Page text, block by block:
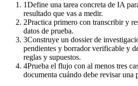
1Define una tarea concreta de IA
resultado que vas a medir.
2Practica primero con transcribir y
datos de prueba.
3Construye un dossier de
pendientes y borrador verificable y
reglas y supuestos.
4Prueba el flujo con al menos tres
documenta cuándo debe revisar una